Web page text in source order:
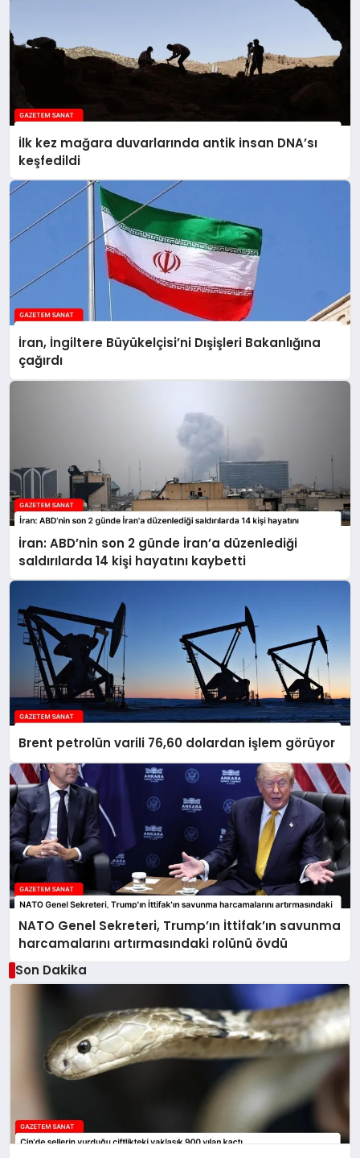
İlk kez mağara duvarlarında antik insan DNA’sı
keşfedildi
İran, İngiltere Büyükelçisi’ni Dışişleri Bakanlığına
çağırdı
İran: ABD’nin son 2 günde İran’a düzenlediği
saldırılarda 14 kişi hayatını kaybetti
Brent petrolün varili 76,60 dolardan işlem görüyor
NATO Genel Sekreteri, Trump’ın İttifak’ın savunma
harcamalarını artırmasındaki rolünü övdü
Son Dakika